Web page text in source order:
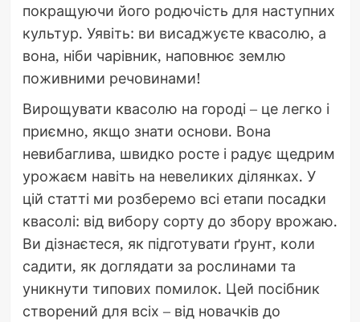
покращуючи його родючість для наступних
культур. Уявіть: ви висаджуєте квасолю, а
вона, ніби чарівник, наповнює землю
поживними речовинами!
Вирощувати квасолю на городі – це легко і
приємно, якщо знати основи. Вона
невибаглива, швидко росте і радує щедрим
урожаєм навіть на невеликих ділянках. У
цій статті ми розберемо всі етапи посадки
квасолі: від вибору сорту до збору врожаю.
Ви дізнаєтеся, як підготувати ґрунт, коли
садити, як доглядати за рослинами та
уникнути типових помилок. Цей посібник
створений для всіх – від новачків до